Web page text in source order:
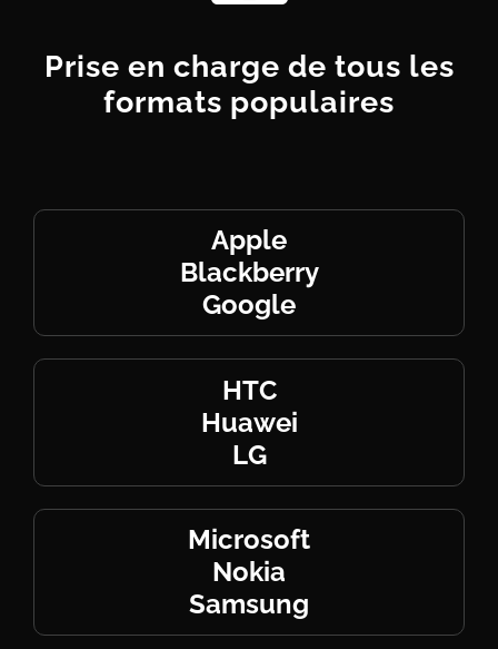
Prise en charge de tous les
formats populaires
Apple
Blackberry
Google
HTC
Huawei
LG
Microsoft
Nokia
Samsung